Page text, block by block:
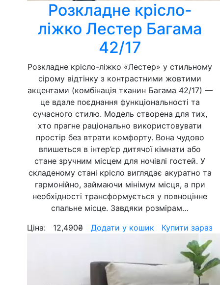
Розкладне крісло-
ліжко Лестер Багама
42/17
Розкладне крісло-ліжко «Лестер» у стильному
сірому відтінку з контрастними жовтими
акцентами (комбінація тканин Багама 42/17) —
це вдале поєднання функціональності та
сучасного стилю. Модель створена для тих,
хто прагне раціонально використовувати
простір без втрати комфорту. Вона чудово
впишеться в інтер’єр дитячої кімнати або
стане зручним місцем для ночівлі гостей. У
складеному стані крісло виглядає акуратно та
гармонійно, займаючи мінімум місця, а при
необхідності трансформується у повноцінне
спальне місце. Завдяки розмірам…
Ціна:
12,490₴ Додати у кошик Купити зараз